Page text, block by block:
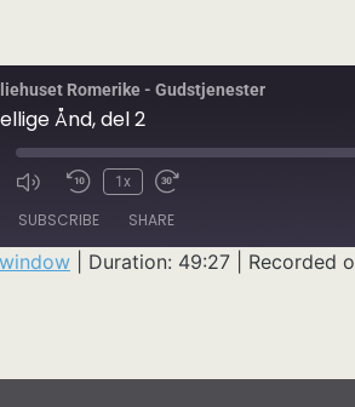
Romerike - Gudstjenester
Ånd, del 2
1x
SUBSCRIBE SHARE
Duration: 49:27
Recorded